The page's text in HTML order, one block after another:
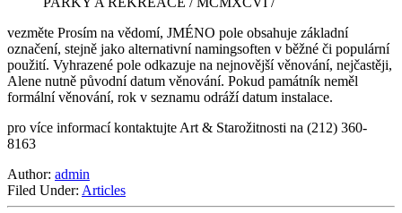
vezměte Prosím na vědomí, JMÉNO pole obsahuje základní
označení, stejně jako alternativní namingsoften v běžné či populární
použití. Vyhrazené pole odkazuje na nejnovější věnování, nejčastěji,
Alene nutně původní datum věnování. Pokud památník neměl
formální věnování, rok v seznamu odráží datum instalace.
pro více informací kontaktujte Art & Starožitnosti na (212) 360-
8163
Author: admin
Filed Under: Articles